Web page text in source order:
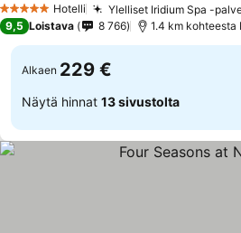
5 Tähtiluokitus
Hotelli Ylelliset Iridium Spa -
9,5 Loistava 8 766 1.4 km kohteesta
Alkaen 229 €
Näytä hinnat 13 sivustolta